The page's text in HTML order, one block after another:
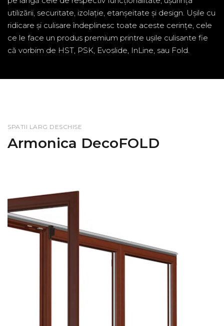
utilizării, securitate, izolație, etanșeitate și design. Ușile cu
ridicare și culisare îndeplinesc toate aceste cerințe, cele
ce le face un produs premium printre ușile culisante fie
că vorbim de HST, PSK, Evoslide, InLine, sau Fold.
SPATII LARG DESCHISE
Armonica DecoFOLD